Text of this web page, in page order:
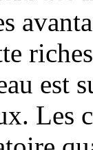
est
Les